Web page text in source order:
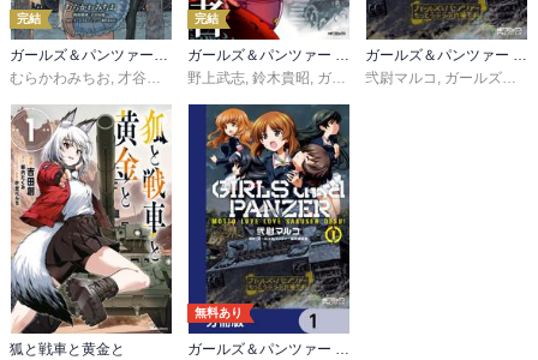
完結
ガールズ＆パンツァー 樅の木と鉄の羽の魔女
むらかわみちお, 才谷屋龍一 ,ガールズ＆パンツァー製作委員会
完結
ガールズ＆パンツァー リボンの武者
野上武志, 鈴木貴昭, ガールズ＆パンツァー製作委員会
ガールズ＆パンツァー もっとらぶらぶ作戦です！
弐尉マルコ , ガールズ＆パンツァー製作委員会
狐と戦車と黄金と
無料あり